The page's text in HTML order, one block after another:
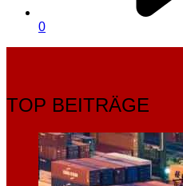
0
TOP BEITRÄGE